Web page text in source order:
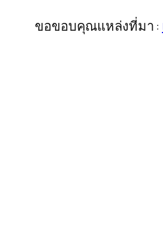
ขอขอบคุณแหล่งที่มา :